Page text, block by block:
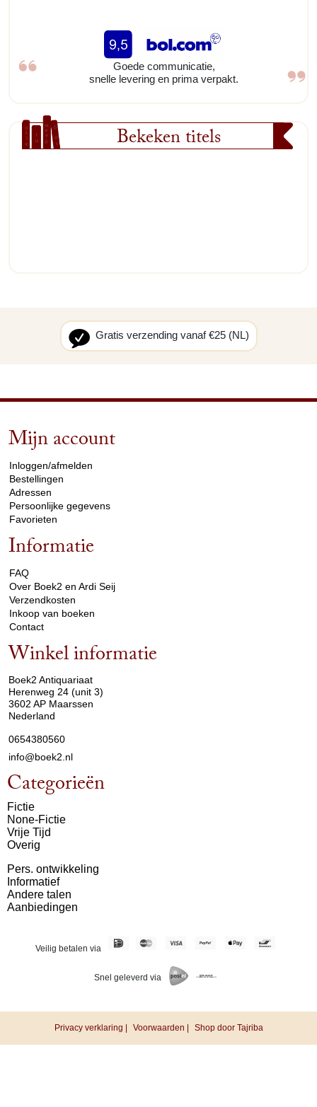
Goede communicatie,
snelle levering en prima verpakt.
Bekeken titels
Gratis verzending vanaf €25 (NL)
Mijn account
Inloggen/afmelden
Bestellingen
Adressen
Persoonlijke gegevens
Favorieten
Informatie
FAQ
Over Boek2 en Ardi Seij
Verzendkosten
Inkoop van boeken
Contact
Winkel informatie
Boek2 Antiquariaat
Herenweg 24 (unit 3)
3602 AP Maarssen
Nederland
0654380560
info@boek2.nl
Categorieën
Fictie
None-Fictie
Vrije Tijd
Overig
Pers. ontwikkeling
Informatief
Andere talen
Aanbiedingen
Veilig betalen via
Snel geleverd via
Privacy verklaring | Voorwaarden | Shop door Tajriba